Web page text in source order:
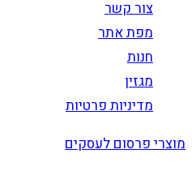
צור קשר
מפת אתר
חנות
מגזין
מדיניות פרטיות
מוצרי פרסום לעסקים